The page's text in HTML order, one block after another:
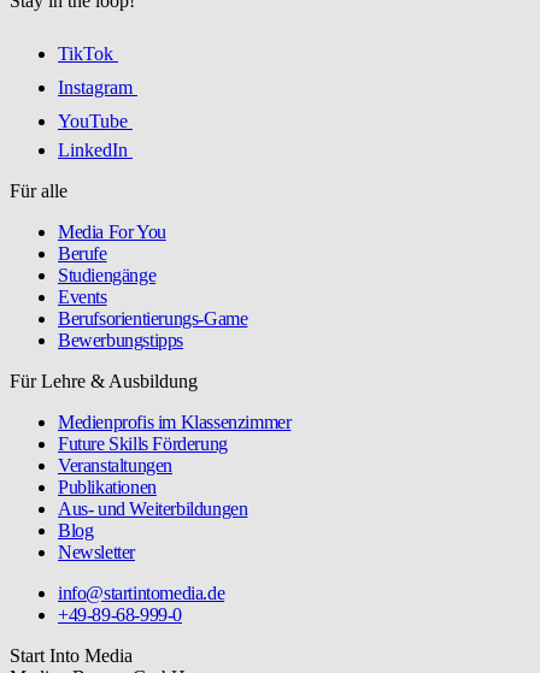
TikTok
Instagram
YouTube
LinkedIn
Für alle
Media For You
Berufe
Studiengänge
Events
Berufsorientierungs-Game
Bewerbungstipps
Für Lehre & Ausbildung
Medienprofis im Klassenzimmer
Future Skills Förderung
Veranstaltungen
Publikationen
Aus- und Weiterbildungen
Blog
Newsletter
info@startintomedia.de
+49-89-68-999-0
Start Into Media